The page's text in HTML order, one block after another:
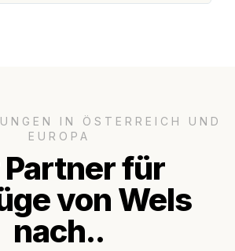
IN ÖSTERREICH UND
EUROPA
Partner für
von Wels
nach..